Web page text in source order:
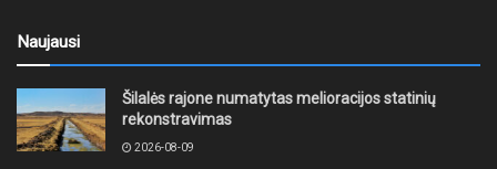
Naujausi
Šilalės rajone numatytas melioracijos statinių
rekonstravimas
2026-08-09